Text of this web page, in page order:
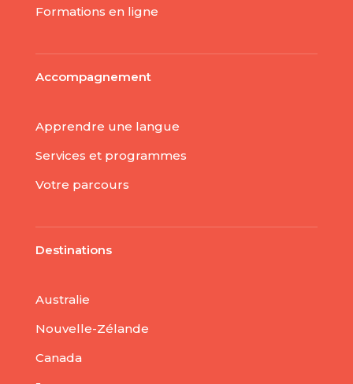
Formations en ligne
Accompagnement
Apprendre une langue
Services et programmes
Votre parcours
Destinations
Australie
Nouvelle-Zélande
Canada